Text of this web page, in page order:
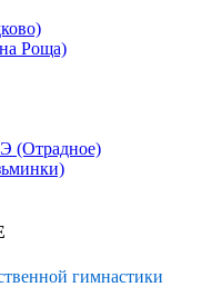
Роща)
(Отрадное)
гимнастики